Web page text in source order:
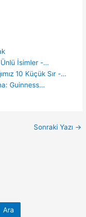
Ünlü İsimler -…
10 Küçük Sır -…
Guinness…
Sonraki Yazı →
Ara